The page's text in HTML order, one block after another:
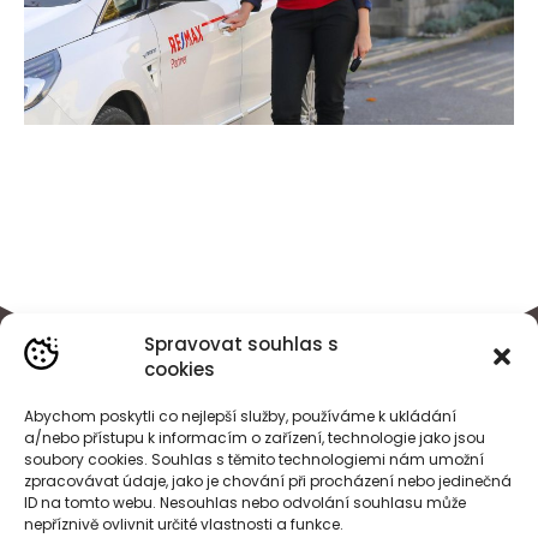
Spravovat souhlas s
cookies
Abychom poskytli co nejlepší služby, používáme k ukládání
a/nebo přístupu k informacím o zařízení, technologie jako jsou
soubory cookies. Souhlas s těmito technologiemi nám umožní
zpracovávat údaje, jako je chování při procházení nebo jedinečná
ID na tomto webu. Nesouhlas nebo odvolání souhlasu může
nepříznivě ovlivnit určité vlastnosti a funkce.